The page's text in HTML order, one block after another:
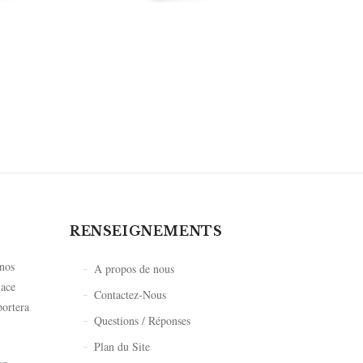
RENSEIGNEMENTS
A propos de nous
Contactez-Nous
Questions / Réponses
Plan du Site